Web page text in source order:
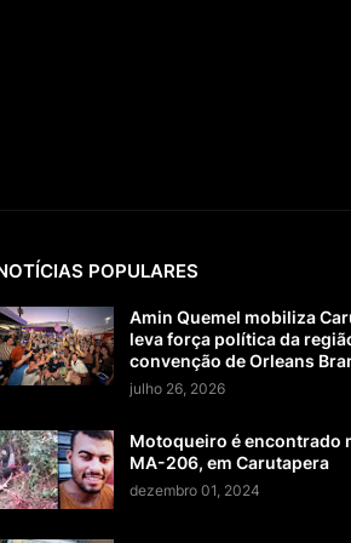
POPULARES
Amin Quemel mobiliza
leva força política da
convenção de Orleans
julho 26, 2026
Motoqueiro é encontrado
MA-206, em Carutapera
dezembro 01, 2024